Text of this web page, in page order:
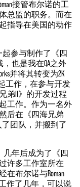
接管布尔诺的工
总监的职务。而在
指导在美国的动作
起参与制作了《四
也是我在QA之外
并将其转变为2K
工作，在参与开发
弟II》的开发过程
工作。作为一名外
后在《四海兄弟
团队，并搬到了
几年后成为了《四
许多工作室所在
布尔诺与Roman
作了几年，可以说